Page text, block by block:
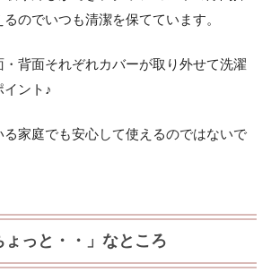
のでいつも清潔を保てています。
背面それぞれカバーが取り外せて洗濯
イント♪
る家庭でも安心して使えるのではないで
っと・・」なところ